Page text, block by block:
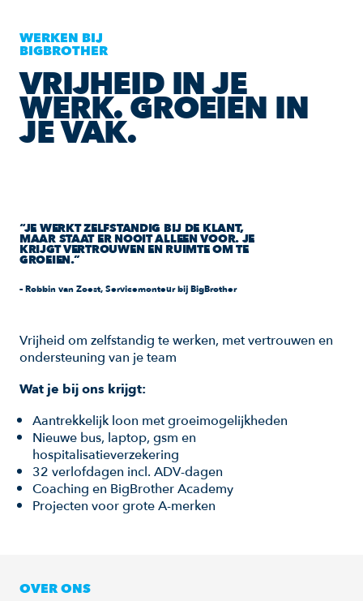
WERKEN BIJ
BIGBROTHER
VRIJHEID IN JE
WERK. GROEIEN IN
JE VAK.
“JE WERKT ZELFSTANDIG BIJ DE KLANT,
MAAR STAAT ER NOOIT ALLEEN VOOR. JE
KRIJGT VERTROUWEN EN RUIMTE OM TE
GROEIEN.”
– Robbin van Zoest, Servicemonteur bij BigBrother
Vrijheid om zelfstandig te werken, met vertrouwen en
ondersteuning van je team
Wat je bij ons krijgt:
Aantrekkelijk loon met groeimogelijkheden
Nieuwe bus, laptop, gsm en
hospitalisatieverzekering
32 verlofdagen incl. ADV-dagen
Coaching en BigBrother Academy
Projecten voor grote A-merken
OVER ONS